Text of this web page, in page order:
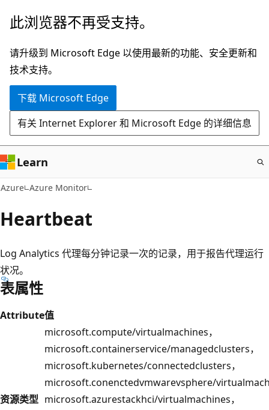
跳
主
要
内
此浏览器不再受支持。
请升级到 Microsoft Edge 以使用最新的功能、安全更新和
技术支持。
下载 Microsoft Edge
有关 Internet Explorer 和 Microsoft Edge 的详细信息
Learn
Azure Azure Monitor
Heartbeat
Log Analytics 代理每分钟记录一次的记录，用于报告代理运行
状况。
表属性
Attribute值
资源类型
microsoft.compute/virtualmachines，
microsoft.containerservice/managedclusters，
microsoft.kubernetes/connectedclusters，
microsoft.conenctedvmwarevsphere/
microsoft.azurestackhci/virtualmachines，